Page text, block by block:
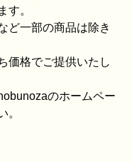
す。
ど一部の商品は除き
価格でご提供いたし
のホームペー
。